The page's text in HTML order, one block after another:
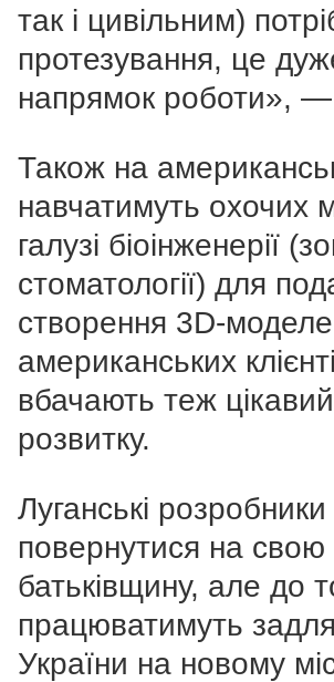
так і цивільним)
протезування, це
напрямок роботи», —
Також на
навчатимуть охочих
галузі біоінженерії
стоматології) для
створення 3D-
американських
вбачають теж
розвитку.
Луганські
повернутися на
батьківщину, але до
працюватимуть
України на новому